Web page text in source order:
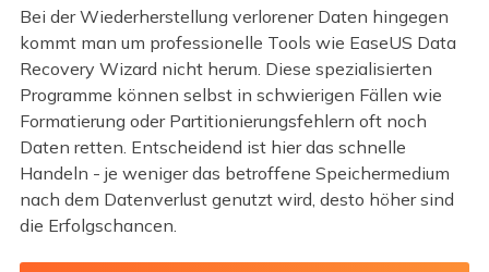
Bei der Wiederherstellung verlorener Daten hingegen
kommt man um professionelle Tools wie EaseUS Data
Recovery Wizard nicht herum. Diese spezialisierten
Programme können selbst in schwierigen Fällen wie
Formatierung oder Partitionierungsfehlern oft noch
Daten retten. Entscheidend ist hier das schnelle
Handeln - je weniger das betroffene Speichermedium
nach dem Datenverlust genutzt wird, desto höher sind
die Erfolgschancen.